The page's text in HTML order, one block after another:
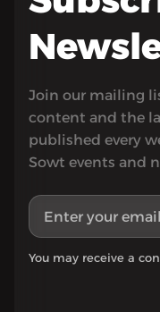
Join our mailing
content and the
published every
Sowt events and
You may receive a